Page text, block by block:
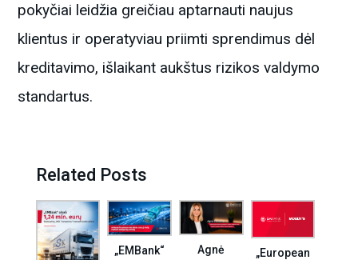
pokyčiai leidžia greičiau aptarnauti naujus
klientus ir operatyviau priimti sprendimus dėl
kreditavimo, išlaikant aukštus rizikos valdymo
standartus.
Related Posts
„EMBank“
Agnė
„European